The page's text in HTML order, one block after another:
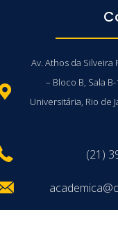
Av. Athos da Silveira
– Bloco B, Sala
Universitária, Rio de
(21)